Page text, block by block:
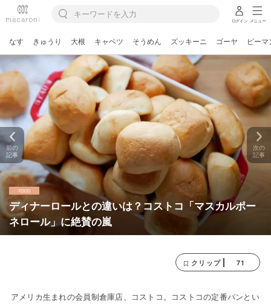
ログイン メニュー
なす きゅうり 大根 キャベツ そうめん ズッキーニ ゴーヤ ピーマ
ディナーロールとの違いは？コストコ「マスカルポー
ネロール」に絶賛の嵐
前の
記事
次の
記事
クリップ 71
アメリカ生まれの会員制倉庫店、コストコ。コストコの定番パンとい